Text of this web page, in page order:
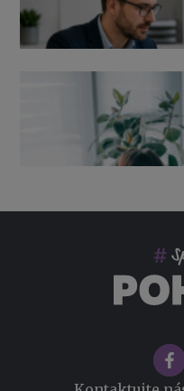
Výpověď ze zdravotních
zaměstnavatele